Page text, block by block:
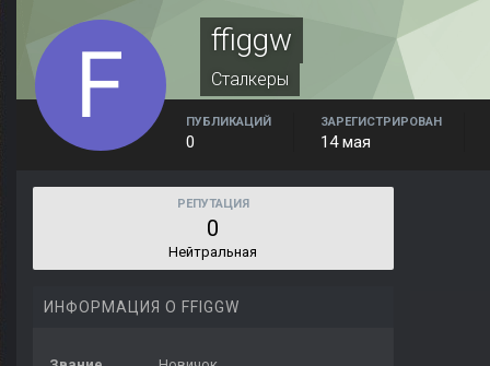
ffiggw
Сталкеры
ПУБЛИКАЦИЙ
0
ЗАРЕГИСТРИРОВАН
14 мая
РЕПУТАЦИЯ
0
Нейтральная
ИНФОРМАЦИЯ О FFIGGW